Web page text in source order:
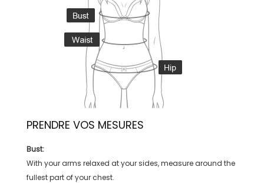
PRENDRE VOS MESURES
Bust:
With your arms relaxed at your sides, measure around the
fullest part of your chest.